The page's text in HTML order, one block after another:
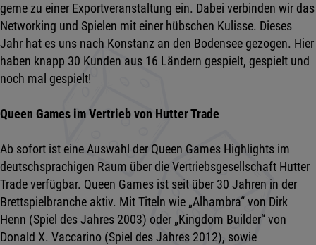
gerne zu einer Exportveranstaltung ein. Dabei verbinden wir das
Networking und Spielen mit einer hübschen Kulisse. Dieses
Jahr hat es uns nach Konstanz an den Bodensee gezogen. Hier
haben knapp 30 Kunden aus 16 Ländern gespielt, gespielt und
noch mal gespielt!
Queen Games im Vertrieb von Hutter Trade
Ab sofort ist eine Auswahl der Queen Games Highlights im
deutschsprachigen Raum über die Vertriebsgesellschaft Hutter
Trade verfügbar. Queen Games ist seit über 30 Jahren in der
Brettspielbranche aktiv. Mit Titeln wie „Alhambra“ von Dirk
Henn (Spiel des Jahres 2003) oder „Kingdom Builder“ von
Donald X. Vaccarino (Spiel des Jahres 2012), sowie